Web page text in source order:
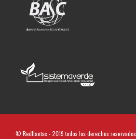
© Redllantas - 2019 todos los derechos reservados